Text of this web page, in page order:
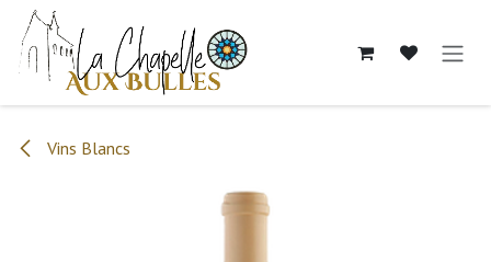
Se rendre au contenu
Vins Blancs